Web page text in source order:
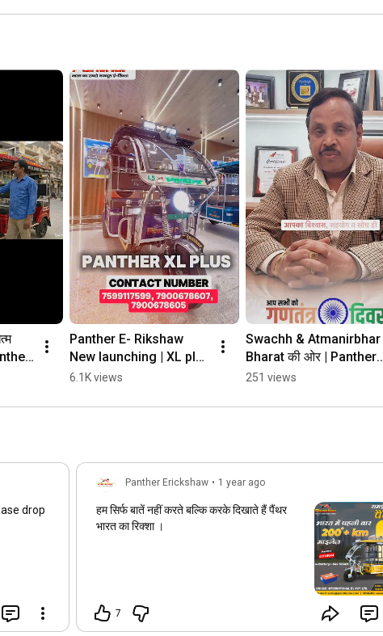
Panther E- Rikshaw
New launching | XL plus
L5 Model #evrikshaw
Erikshaw
6.1K views
Swachh & Atmanirbhar
Bharat की ओर | Panther
E-Rickshaw | Republic
251 views
drop
Panther Erickshaw • 1 year ago
हम सिर्फ बातें नहीं करते बल्कि करके दिखाते हैं पैंथर
भारत का रिक्शा ।
7